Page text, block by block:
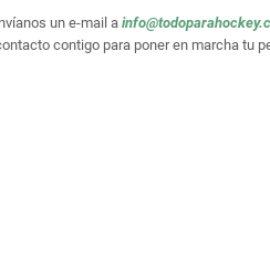
un e-mail a
contigo para poner en marcha tu